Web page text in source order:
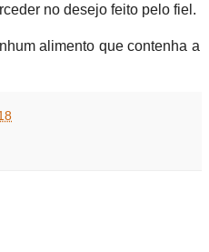
no desejo feito pelo fiel.
alimento que contenha a